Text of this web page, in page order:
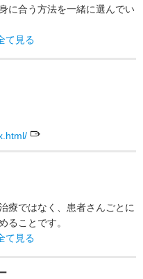
に合う方法を一緒に選んでい
て見る
療ではなく、患者さんごとに
ることです。
て見る